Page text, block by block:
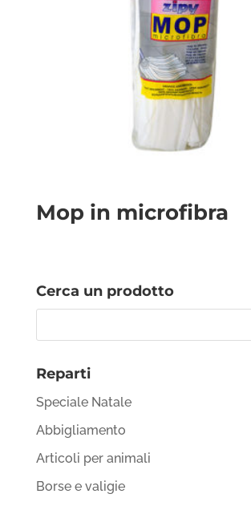
Mop in microfibra
Cerca un prodotto
Reparti
Speciale Natale
Abbigliamento
Articoli per animali
Borse e valigie